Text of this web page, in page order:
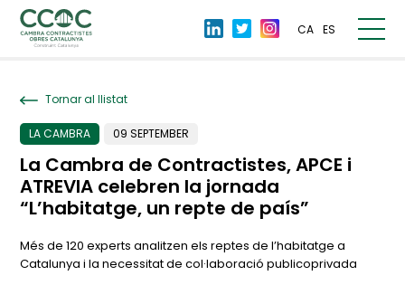
CA ES
Tornar al llistat
LA CAMBRA 09 SEPTEMBER
La Cambra de Contractistes, APCE i
ATREVIA celebren la jornada
“L’habitatge, un repte de país”
Més de 120 experts analitzen els reptes de l’habitatge a
Catalunya i la necessitat de col·laboració publicoprivada